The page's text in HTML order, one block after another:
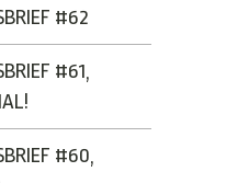
#62
#61,
#60,